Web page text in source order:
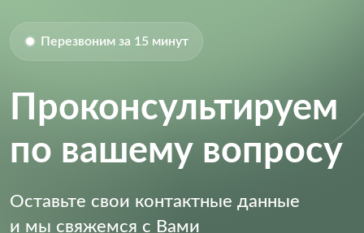
Перезвоним за 15 минут
Проконсультируем
по вашему вопросу
Оставьте свои контактные данные
и мы свяжемся с Вами